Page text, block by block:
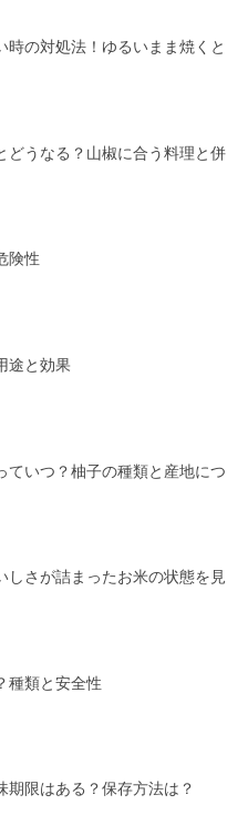
時の対処法！ゆるいまま焼くと
どうなる？山椒に合う料理と併
険性
途と効果
ていつ？柚子の種類と産地につ
しさが詰まったお米の状態を見
種類と安全性
期限はある？保存方法は？